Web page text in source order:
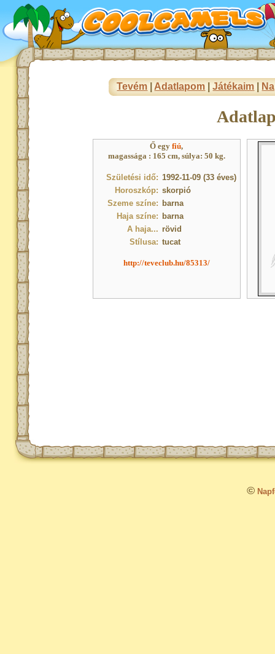
Tevém Adatlapom |Játékaim
Ő egyfiú,
magassága : 165 cm, súlya: 50 kg.
Születési idő: 1992-11-09 (33 éves)
Horoszkóp: skorpió
Szeme színe: barna
Haja színe: barna
A haja... rövid
Stílusa: tucat
http://teveclub.hu/85313/
©